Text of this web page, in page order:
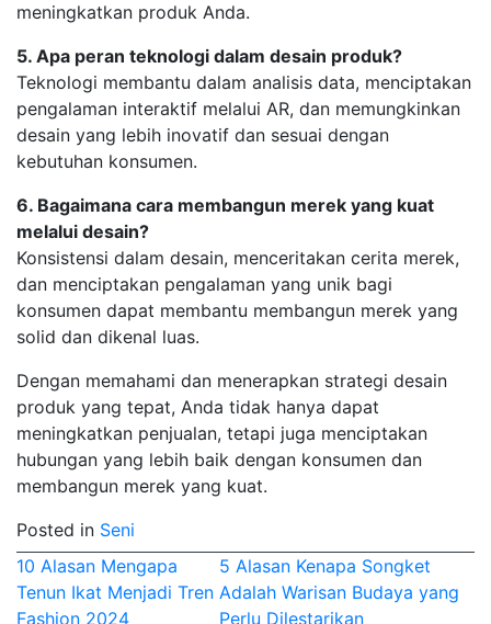
meningkatkan produk Anda.
5. Apa peran teknologi dalam desain produk?
Teknologi membantu dalam analisis data, menciptakan
pengalaman interaktif melalui AR, dan memungkinkan
desain yang lebih inovatif dan sesuai dengan
kebutuhan konsumen.
6. Bagaimana cara membangun merek yang kuat
melalui desain?
Konsistensi dalam desain, menceritakan cerita merek,
dan menciptakan pengalaman yang unik bagi
konsumen dapat membantu membangun merek yang
solid dan dikenal luas.
Dengan memahami dan menerapkan strategi desain
produk yang tepat, Anda tidak hanya dapat
meningkatkan penjualan, tetapi juga menciptakan
hubungan yang lebih baik dengan konsumen dan
membangun merek yang kuat.
Posted in Seni
Post
navigation
10 Alasan Mengapa
Tenun Ikat Menjadi Tren
Fashion 2024
5 Alasan Kenapa Songket
Adalah Warisan Budaya yang
Perlu Dilestarikan